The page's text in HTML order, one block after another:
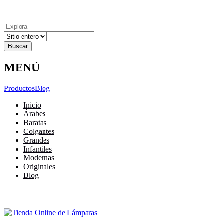
Resultados
para
MENÚ
ProductosBlog
Inicio
Árabes
Baratas
Colgantes
Grandes
Infantiles
Modernas
Originales
Blog